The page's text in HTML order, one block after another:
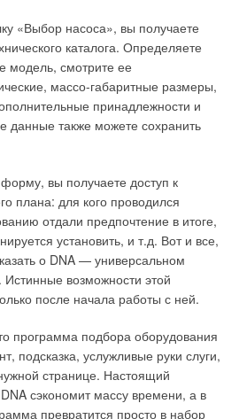
«Выбор насоса», вы получаете
каталога. Определяете
модель, смотрите ее
массо-габаритные размеры,
принадлежности и
данные также можете сохранить
вы получаете доступ к
плана: для кого проводился
отдали предпочтение в итоге,
установить, и т.д. Вот и все,
о DNA — универсальном
возможности этой
после начала работы с ней.
программа подбора оборудования
подсказка, услужливые руки слуги,
странице. Настоящий
сэкономит массу времени, а в
превратится просто в набор
между регулятором расхода
которому требуется
энергия и механическим
часто используется как
воздуха. В этой статье мы
оснащенные
при помощи контура
функции измерения, сравнения
перепада давления, которым
осуществляет усредненное
требуемую точность
непрямолинейного входа/
пропорциональное
в измерительном устройстве,
сигнал и обрабатывается
повышенные требования к
Алюминий— один из
в 3,3 раза
раза сталь. Алюминиевые приборы
делятся на литые,
и
позволяет получать
предотвращающую коррозию
технологичен, но без ввода в
солей и металлов
с этим, в
взрывоопасный газ.К
однородность оксидной пленки
и является прочным
литые радиаторы изнутри,
иными механическими
находиться в теплоносителе в
отопления. Это происходит,